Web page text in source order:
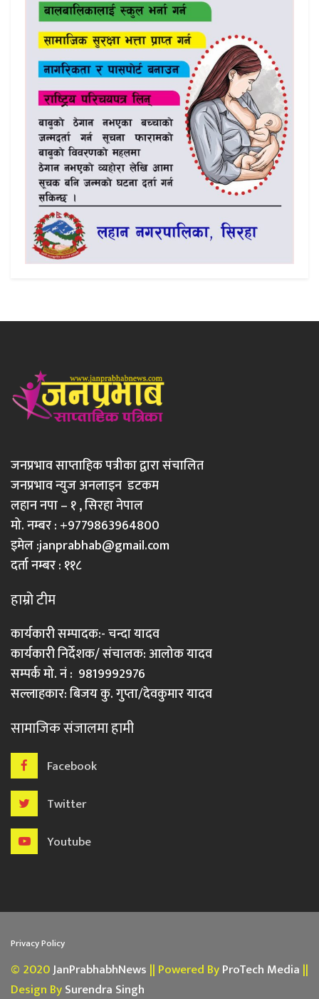
जनप्रभाव साप्ताहिक पत्रीका द्वारा संचालित
जनप्रभाव न्युज अनलाइन डटकम
लहान नपा – १ , सिरहा नेपाल
मो. नम्बर : +9779863964800
इमेल :janprabhab@gmail.com
दर्ता नम्बर : ११८
हाम्रो टीम
कार्यकारी सम्पादक:- चन्दा यादव
कार्यकारी निर्देशक/ संचालक: आलोक यादव
सम्पर्क मो. नं : 9819992976
सल्लाहकार: बिजय कु. गुप्ता/देवकुमार यादव
सामाजिक संजालमा हामी
Facebook
Twitter
Youtube
Privacy Policy
© 2020JanPrabhabhNews || Powered ByProTech Media ||
Design BySurendra Singh